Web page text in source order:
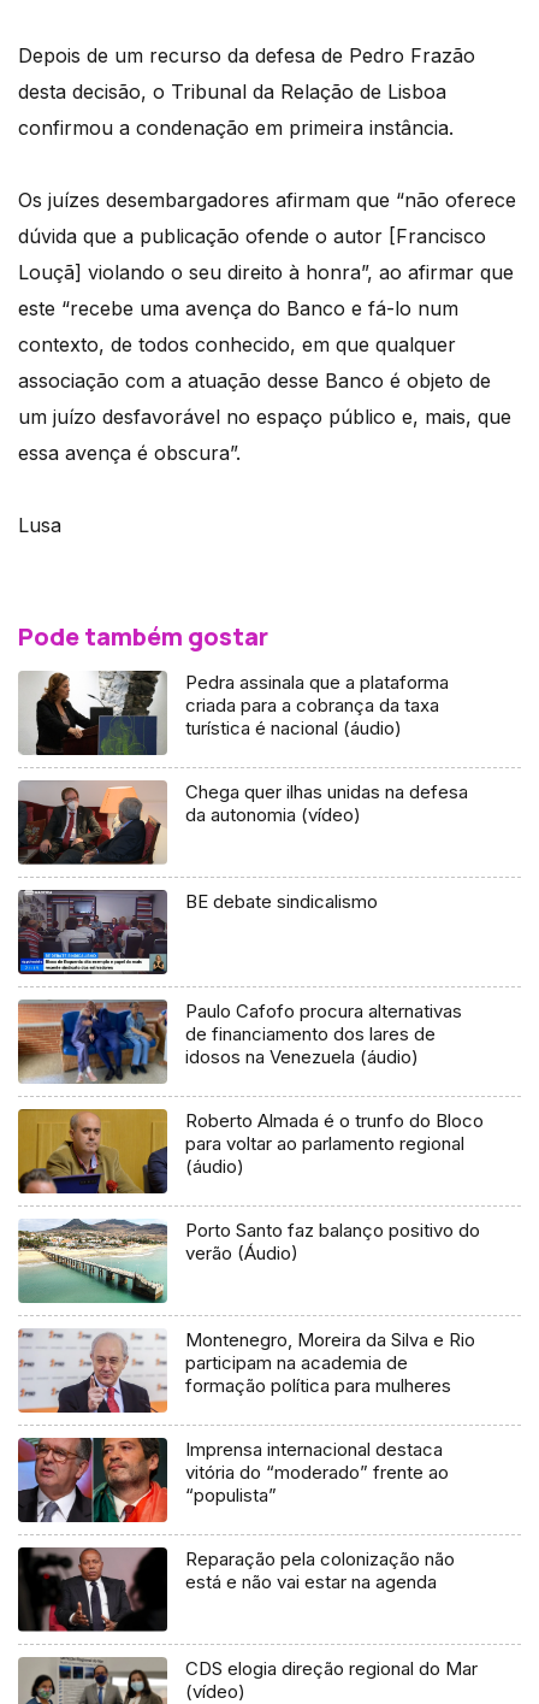
Depois de um recurso da defesa de Pedro Frazão
desta decisão, o Tribunal da Relação de Lisboa
confirmou a condenação em primeira instância.
Os juízes desembargadores afirmam que “não oferece
dúvida que a publicação ofende o autor [Francisco
Louçã] violando o seu direito à honra”, ao afirmar que
este “recebe uma avença do Banco e fá-lo num
contexto, de todos conhecido, em que qualquer
associação com a atuação desse Banco é objeto de
um juízo desfavorável no espaço público e, mais, que
essa avença é obscura”.
Lusa
Pode também gostar
Pedra assinala que a plataforma
criada para a cobrança da taxa
turística é nacional (áudio)
Chega quer ilhas unidas na defesa
da autonomia (vídeo)
BE debate sindicalismo
Paulo Cafofo procura alternativas
de financiamento dos lares de
idosos na Venezuela (áudio)
Roberto Almada é o trunfo do Bloco
para voltar ao parlamento regional
(áudio)
Porto Santo faz balanço positivo do
verão (Áudio)
Montenegro, Moreira da Silva e Rio
participam na academia de
formação política para mulheres
Imprensa internacional destaca
vitória do “moderado” frente ao
“populista”
Reparação pela colonização não
está e não vai estar na agenda
CDS elogia direção regional do Mar
(vídeo)